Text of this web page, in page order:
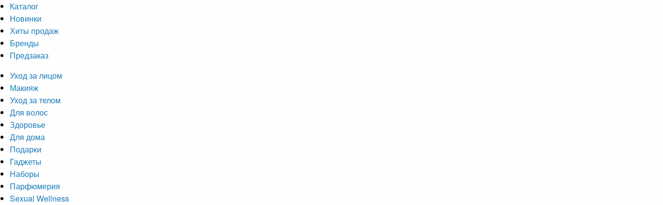
Каталог
Новинки
Хиты продаж
Бренды
Предзаказ
Уход за лицом
Макияж
Уход за телом
Для волос
Здоровье
Для дома
Подарки
Гаджеты
Наборы
Парфюмерия
Sexual Wellness